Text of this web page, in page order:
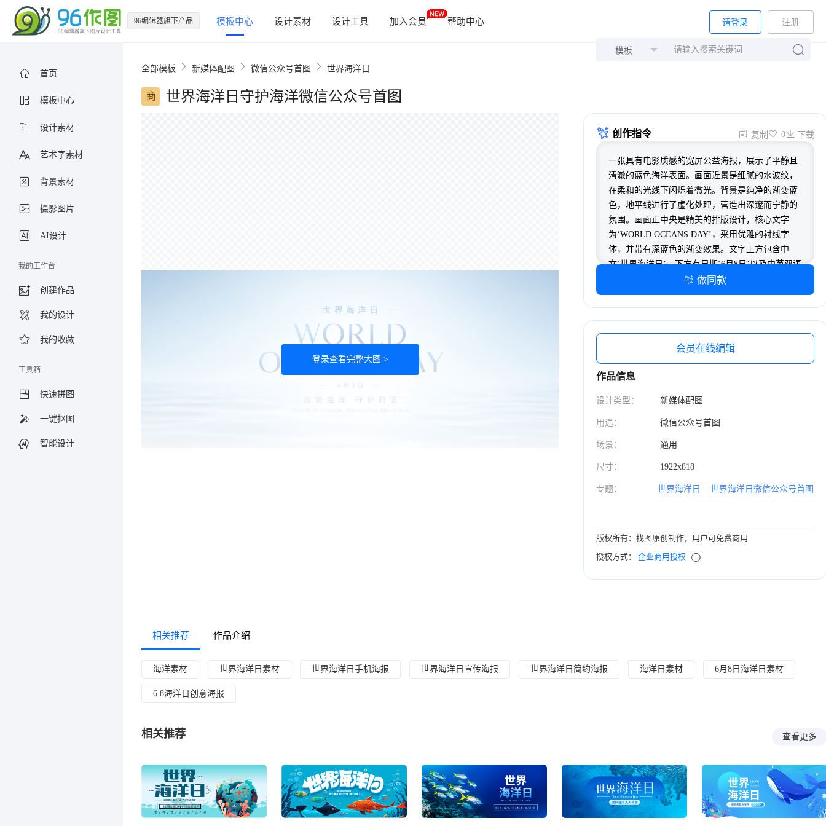
96编辑器旗下产品 模板中心 设计素材 设计工具 加入会员 帮助中心 请登录 注册
首页
模板中心
设计素材
艺术字素材
背景素材
摄影图片
AI设计
我的工作台
创建作品
我的设计
我的收藏
工具箱
快速拼图
一键抠图
智能设计
全部模板 新媒体配图 微信公众号首图 世界海洋日
商 世界海洋日守护海洋微信公众号首图
登录查看完整大图 >
创作指令 复制 0 下载
一张具有电影质感的宽屏公益海报，展示了平静且
清澈的蓝色海洋表面。画面近景是细腻的水波纹，
在柔和的光线下闪烁着微光。背景是纯净的渐变蓝
色，地平线进行了虚化处理，营造出深邃而宁静的
氛围。画面正中央是精美的排版设计，核心文字
为‘WORLD OCEANS DAY’，采用优雅的衬线字
体，并带有深蓝色的渐变效果。文字上方包含中
文‘世界海洋日’，下方有日期‘6月8日’以及中英双语
环保标语‘珍爱海洋 守护蔚蓝’。整体构图极简且对
称，色调以蔚蓝色为主，广角镜头，21:9 宽高比，
超清画质。
做同款
会员在线编辑
作品信息
设计类型： 新媒体配图
用途： 微信公众号首图
场景： 通用
尺寸： 1922x818
专题： 世界海洋日 世界海洋日微信公众号首图
版权所有：找图原创制作，用户可免费商用
授权方式：企业商用授权
相关推荐 作品介绍
海洋素材 世界海洋日素材 世界海洋日手机海报 世界海洋日宣传海报 世界海洋日简约海报 海洋日素材 6月8日海洋日素材
6.8海洋日创意海报
相关推荐 查看更多